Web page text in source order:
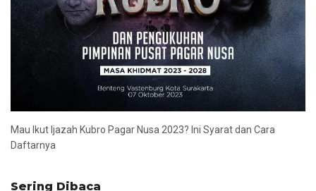
Mau Ikut Ijazah Kubro Pagar Nusa 2023? Ini Syarat dan Cara
Daftarnya
Sering Dibaca